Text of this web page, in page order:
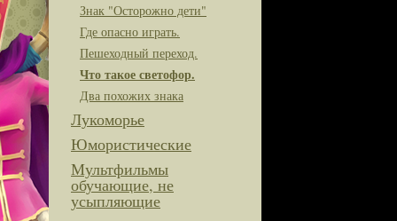
Знак "Осторожно дети"
Где опасно играть.
Пешеходный переход.
Что такое светофор.
Два похожих знака
Лукоморье
Юмористические
Мультфильмы
обучающие, не
усыпляющие